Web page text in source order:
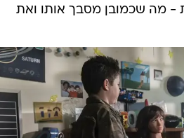
מה שכמובן מסבך אותו ואת